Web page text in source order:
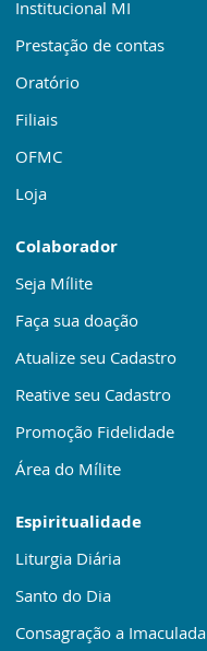
Institucional MI
Prestação de contas
Oratório
Filiais
OFMC
Loja
Colaborador
Seja Mílite
Faça sua doação
Atualize seu Cadastro
Reative seu Cadastro
Promoção Fidelidade
Área do Mílite
Espiritualidade
Liturgia Diária
Santo do Dia
Consagração a Imaculada